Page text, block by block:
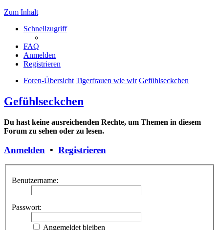
Zum Inhalt
Schnellzugriff
FAQ
Anmelden
Registrieren
Foren-Übersicht Tigerfrauen wie wir Gefühlseckchen
Gefühlseckchen
Du hast keine ausreichenden Rechte, um Themen in diesem
Forum zu sehen oder zu lesen.
Anmelden • Registrieren
Benutzername:
Passwort:
Angemeldet bleiben